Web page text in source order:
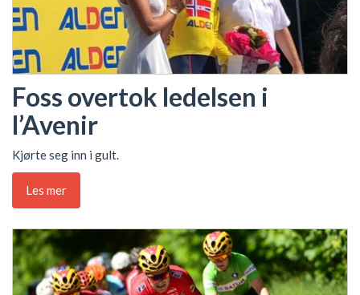
Foss overtok ledelsen i
l’Avenir
Kjørte seg inn i gult.
Les mer